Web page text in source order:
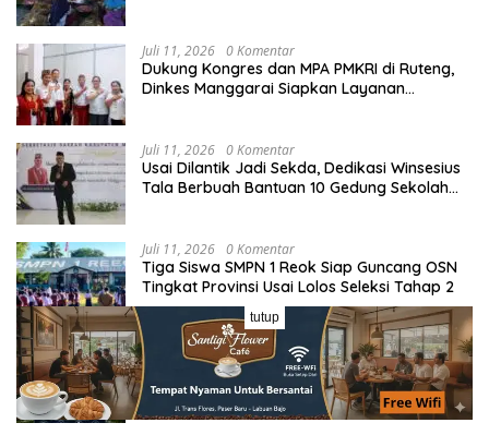
Juli 11, 2026 0 Komentar
Dukung Kongres dan MPA PMKRI di Ruteng,
Dinkes Manggarai Siapkan Layanan
Juli 11, 2026 0 Komentar
Usai Dilantik Jadi Sekda, Dedikasi Winsesius
Tala Berbuah Bantuan 10 Gedung Sekolah
Juli 11, 2026 0 Komentar
Tiga Siswa SMPN 1 Reok Siap Guncang OSN
Tingkat Provinsi Usai Lolos Seleksi Tahap 2
Juli 11, 2026 0 Komentar
Open Turnamen Sepak Bola ST. Markus Cup
III Resmi Dibuka, Perebutkan Hadiah Rp10
tutup